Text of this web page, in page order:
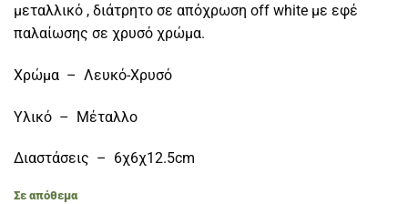
μεταλλικό , διάτρητο σε απόχρωση off white με εφέ
παλαίωσης σε χρυσό χρώμα.
Χρώμα – Λευκό-Χρυσό
Υλικό – Μέταλλο
Διαστάσεις – 6χ6χ12.5cm
Σε απόθεμα